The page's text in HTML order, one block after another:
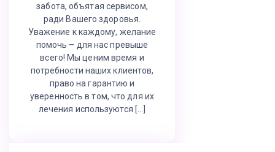
забота, объятая сервисом,
ради Вашего здоровья.
Уважение к каждому, желание
помочь – для нас превыше
всего! Мы ценим время и
потребности наших клиентов,
право на гарантию и
уверенность в том, что для их
лечения используются […]